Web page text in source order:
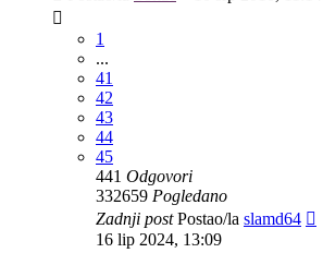
1
...
41
42
43
44
45
441 Odgovori
332659 Pogledano
Zadnji postPostao/la slamd64
16 lip 2024, 13:09